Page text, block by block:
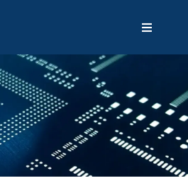
T
e
N
a
v
i
g